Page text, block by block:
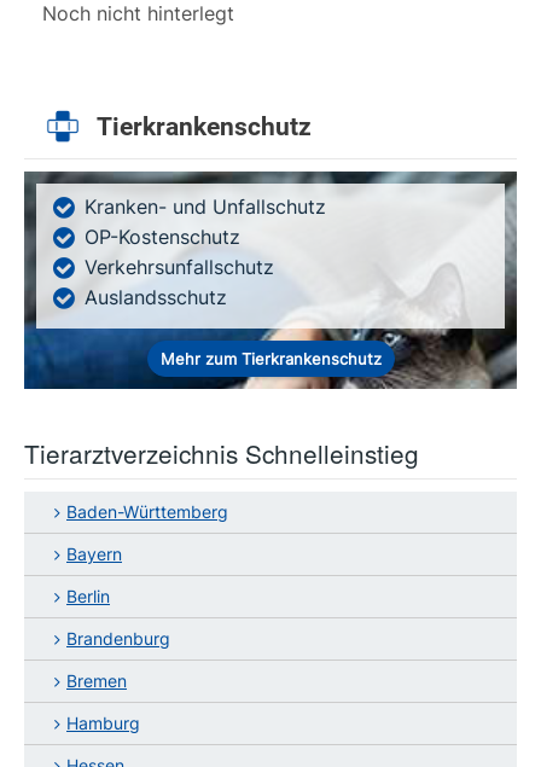
Noch nicht hinterlegt
Tierkrankenschutz
Kranken- und Unfallschutz
OP-Kostenschutz
Verkehrsunfallschutz
Auslandsschutz
Mehr zum Tierkrankenschutz
Tierarztverzeichnis Schnelleinstieg
Baden-Württemberg
Bayern
Berlin
Brandenburg
Bremen
Hamburg